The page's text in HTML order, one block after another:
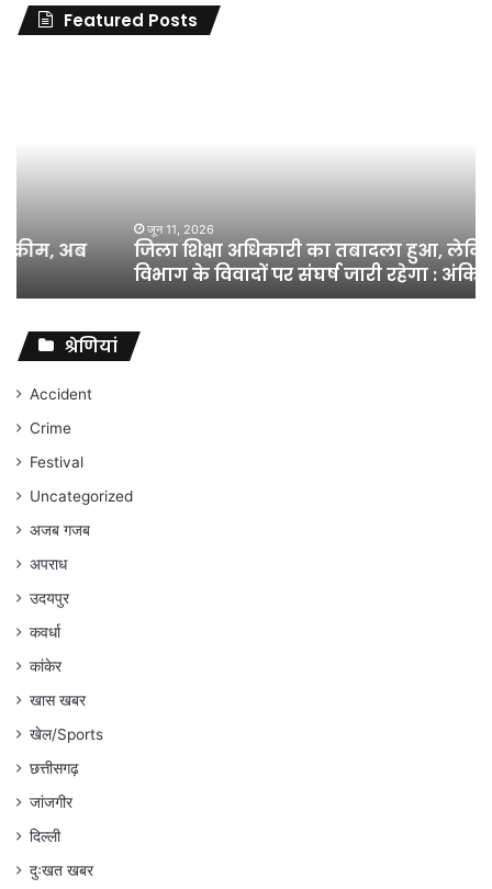
Featured Posts
विभाग
विवादों
संघर्ष
जारी
रहेगा
अंकित
गौरहा
जिला शिक्षा अधिकारी का तबादला हुआ, लेकिन शिक्षा
विभाग के विवादों पर संघर्ष जारी रहेगा : अंकित गौरहा
श्रेणियां
Accident
Crime
Festival
Uncategorized
अजब गजब
अपराध
उदयपुर
कवर्धा
कांकेर
खास खबर
खेल/Sports
छत्तीसगढ़
जांजगीर
दिल्ली
दुःखत खबर